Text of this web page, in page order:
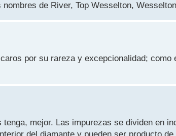
de River, Top Wesselton,
por su rareza y excepcionalidad; como
mejor. Las impurezas se dividen en